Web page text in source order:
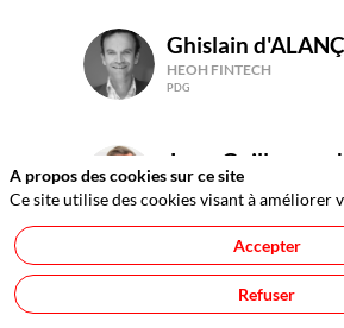
GD
Ghislain
HEOH FINTECH
PDG
JD
Jean-Guillaume
GROUPE OPTION FINANCE
PDG
MickaëlDE SA
ALLIANZ TRADE
A propos des cookies sur ce site
Ce site utilise des cookies visant à améliorer
Accepter
Refuser